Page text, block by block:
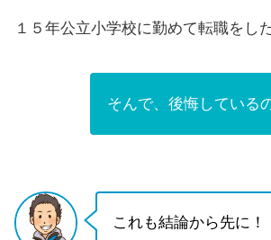
１５年公立小学校に勤めて転職をし
そんで、後悔している
これも結論から先に！